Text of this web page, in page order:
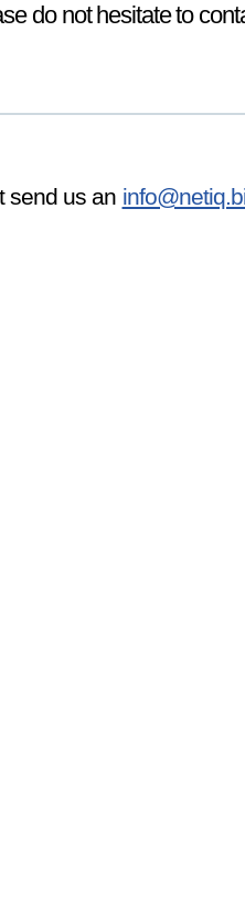
do not hesitate to
send us an